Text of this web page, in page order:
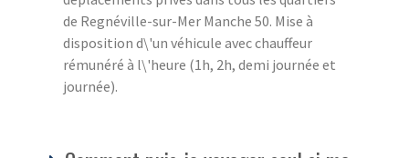
de Regnéville-sur-Mer Manche 50. Mise à
disposition d\'un véhicule avec chauffeur
rémunéré à l\'heure (1h, 2h, demi journée et
journée).